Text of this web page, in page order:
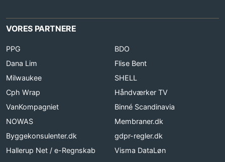
VORES PARTNERE
PPG
BDO
Dana Lim
Flise Bent
Milwaukee
SHELL
Cph Wrap
Håndværker TV
VanKompagniet
Binné Scandinavia
NOWAS
Membraner.dk
Byggekonsulenter.dk
gdpr-regler.dk
Hallerup Net / e-Regnskab
Visma DataLøn